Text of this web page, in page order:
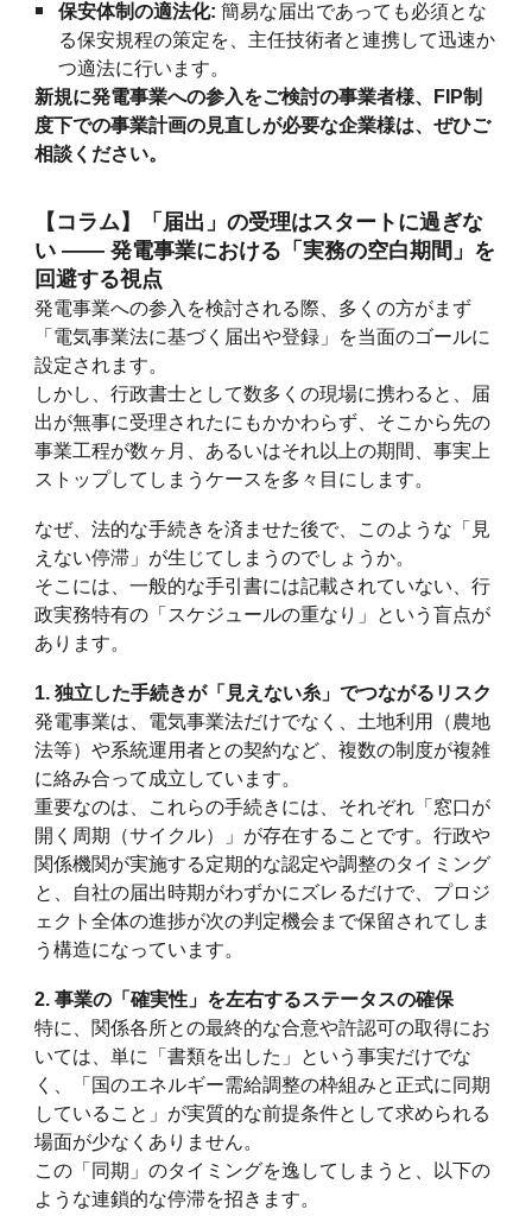
保安体制の適法化: 簡易な届出であっても必須とな
る保安規程の策定を、主任技術者と連携して迅速か
つ適法に行います。
新規に発電事業への参入をご検討の事業者様、FIP制
度下での事業計画の見直しが必要な企業様は、ぜひご
相談ください。
【コラム】「届出」の受理はスタートに過ぎな
い ―― 発電事業における「実務の空白期間」を
回避する視点
発電事業への参入を検討される際、多くの方がまず
「電気事業法に基づく届出や登録」を当面のゴールに
設定されます。
しかし、行政書士として数多くの現場に携わると、届
出が無事に受理されたにもかかわらず、そこから先の
事業工程が数ヶ月、あるいはそれ以上の期間、事実上
ストップしてしまうケースを多々目にします。
なぜ、法的な手続きを済ませた後で、このような「見
えない停滞」が生じてしまうのでしょうか。
そこには、一般的な手引書には記載されていない、行
政実務特有の「スケジュールの重なり」という盲点が
あります。
1. 独立した手続きが「見えない糸」でつながるリスク
発電事業は、電気事業法だけでなく、土地利用（農地
法等）や系統運用者との契約など、複数の制度が複雑
に絡み合って成立しています。
重要なのは、これらの手続きには、それぞれ「窓口が
開く周期（サイクル）」が存在することです。行政や
関係機関が実施する定期的な認定や調整のタイミング
と、自社の届出時期がわずかにズレるだけで、プロジ
ェクト全体の進捗が次の判定機会まで保留されてしま
う構造になっています。
2. 事業の「確実性」を左右するステータスの確保
特に、関係各所との最終的な合意や許認可の取得にお
いては、単に「書類を出した」という事実だけでな
く、「国のエネルギー需給調整の枠組みと正式に同期
していること」が実質的な前提条件として求められる
場面が少なくありません。
この「同期」のタイミングを逸してしまうと、以下の
ような連鎖的な停滞を招きます。